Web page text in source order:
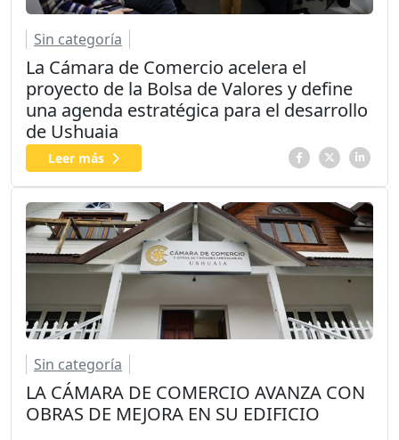
Sin categoría
La Cámara de Comercio acelera el
proyecto de la Bolsa de Valores y define
una agenda estratégica para el desarrollo
de Ushuaia
Leer más
Sin categoría
LA CÁMARA DE COMERCIO AVANZA CON
OBRAS DE MEJORA EN SU EDIFICIO